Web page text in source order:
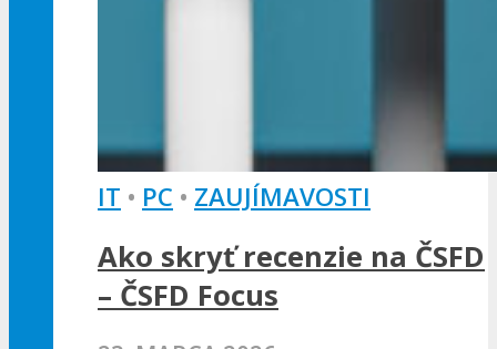
IT • PC • ZAUJÍMAVOSTI
Ako skryť recenzie na ČSFD
– ČSFD Focus